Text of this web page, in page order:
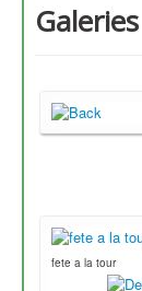
fete a la tour